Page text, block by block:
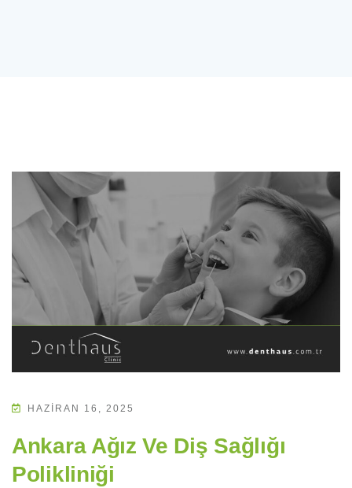
HAZIRAN 16, 2025
Ankara Ağız Ve Diş Sağlığı
Polikliniği